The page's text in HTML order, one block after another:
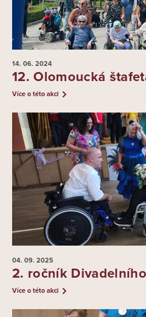
14. 06. 2024
12. Olomoucká
Více o této akci
04. 09. 2025
2. ročník
Více o této akci